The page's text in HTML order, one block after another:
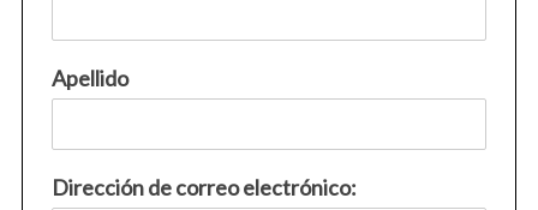
Apellido
Dirección de correo electrónico: